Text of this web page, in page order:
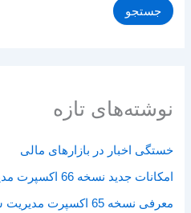
جستجو
نوشته‌های تازه
خستگی اخبار در بازارهای مالی
امکانات جدید نسخه 66 اکسپرت مدیریت سرمایه
معرفی نسخه 65